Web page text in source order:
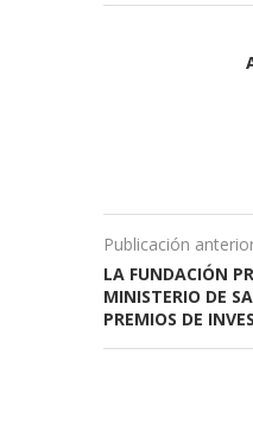
Publicación
LA FUNDACIÓN
MINISTERIO DE
PREMIOS DE